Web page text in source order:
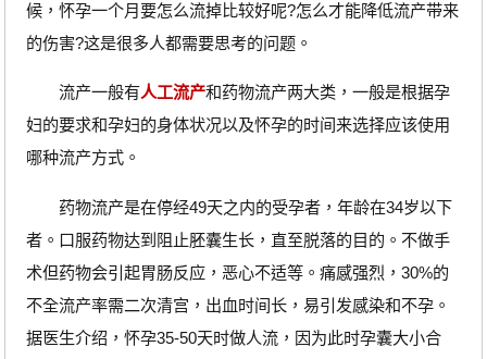
候，怀孕一个月要怎么流掉比较好呢?怎么才能降低流产带来
的伤害?这是很多人都需要思考的问题。
流产一般有人工流产和药物流产两大类，一般是根据孕
妇的要求和孕妇的身体状况以及怀孕的时间来选择应该使用
哪种流产方式。
药物流产是在停经49天之内的受孕者，年龄在34岁以下
者。口服药物达到阻止胚囊生长，直至脱落的目的。不做手
术但药物会引起胃肠反应，恶心不适等。痛感强烈，30%的
不全流产率需二次清宫，出血时间长，易引发感染和不孕。
据医生介绍，怀孕35-50天时做人流，因为此时孕囊大小合